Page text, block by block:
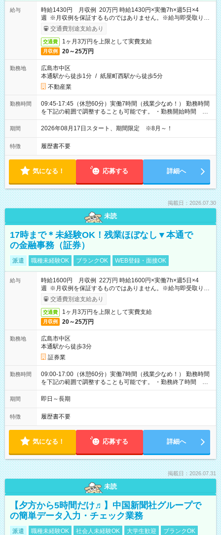
給与
時給1430円 月収例 20万円 時給1430円×実働7h×週5日×4
週 ※月収例を保証するものではありません。※給与即受取りサ
ービス利用可（利用条件有）
交通費別途支給あり
交通費 1ヶ月3万円を上限として実費支給
月収例 20～25万円
勤務地
広島市中区
本通駅から徒歩1分 / 紙屋町西駅から徒歩5分
不動産業
勤務時間
09:45-17:45（休憩60分）実働7時間（残業少なめ！） 勤務時間
を下記の範囲で調整することも可能です。 ・勤務開始時間
09:45～12:30 ・勤務終了時間 15:45～18:30 ・実働 05:00～
07:45
期間 2026年08月17日スタート、期間限定 ※8月～！
特徴 履歴書不要
気になる！ 応募する 詳細へ
掲載日：2026.07.30
未読
17時まで＊未経験OK！残業ほぼなし▼本通で
の金融事務（証券）
派遣 職種未経験OK ブランクOK WEB登録・面接OK
給与
時給1600円 月収例 22万円 時給1600円×実働7h×週5日×4
週 ※月収例を保証するものではありません。※給与即受取りサ
ービス利用可（利用条件有）
交通費別途支給あり
交通費 1ヶ月3万円を上限として実費支給
月収例 20～25万円
勤務地
広島市中区
本通駅から徒歩3分
証券業
勤務時間
09:00-17:00（休憩60分）実働7時間（残業少なめ！） 勤務時間
を下記の範囲で調整することも可能です。 ・勤務終了時間
15:30～17:00 ・実働 05:30～07:00
期間 即日～長期
特徴 履歴書不要
気になる！ 応募する 詳細へ
掲載日：2026.07.31
未読
【夕方から5時間だけ♬】中国新聞社グループで
の簡単データ入力・チェック業務
派遣 職種未経験OK 社会人未経験OK 大学生歓迎
ブランクOK